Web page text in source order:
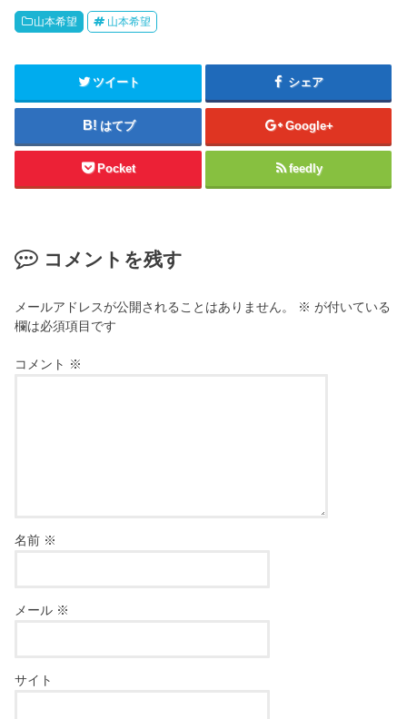
山本希望 山本希望
ツイート シェア
はてブ Google+
Pocket feedly
コメントを残す
メールアドレスが公開されることはありません。 ※ が付いている
欄は必須項目です
コメント ※
名前 ※
メール ※
サイト